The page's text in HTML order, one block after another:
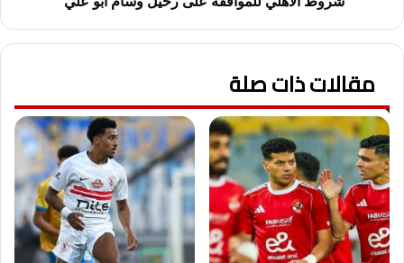
ن
د
ي
و
ج
و
ج
و
ت
ف
ق
ة
ع
ل
ى
ر
ح
مقالات ذات صلة